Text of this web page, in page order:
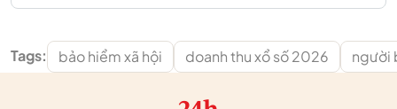
Tags: bảo hiểm xã hội doanh thu xổ số 2026 người